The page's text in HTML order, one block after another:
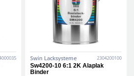
Swin Lacksysteme 2304200100
Sw4200-10 6:1 2K Alaplak
Binder